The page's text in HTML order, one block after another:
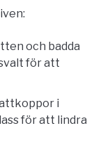
och badda
för att
i
för att lindra